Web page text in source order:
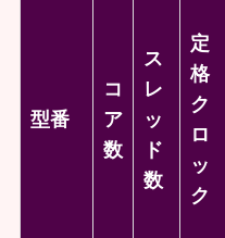
型番
コ
ア
数
ス
レ
ッ
ド
数
定
格
ク
ロ
ッ
ク